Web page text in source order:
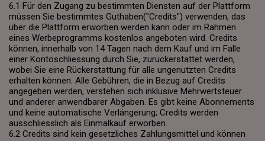
6.1 Für den Zugang zu bestimmten Diensten auf der Plattform
müssen Sie bestimmtes Guthaben("Credits") verwenden, das
über die Plattform erworben werden kann oder im Rahmen
eines Werbeprogramms kostenlos angeboten wird. Credits
können, innerhalb von 14 Tagen nach dem Kauf und im Falle
einer Kontoschliessung durch Sie, zurückerstattet werden,
wobei Sie eine Rückerstattung für alle ungenutzten Credits
erhalten können. Alle Gebühren, die in Bezug auf Credits
angegeben werden, verstehen sich inklusive Mehrwertsteuer
und anderer anwendbarer Abgaben. Es gibt keine Abonnements
und keine automatische Verlängerung; Credits werden
ausschliesslich als Einmalkauf erworben.
6.2 Credits sind kein gesetzliches Zahlungsmittel und können